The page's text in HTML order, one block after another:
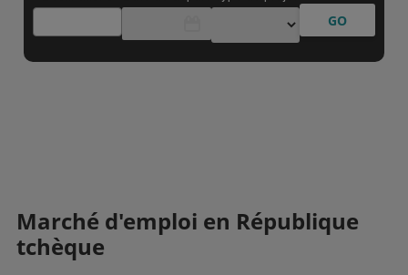
Marché d'emploi en République
tchèque